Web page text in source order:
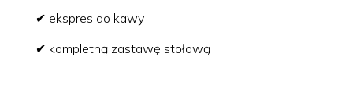
✔ ekspres do kawy
✔ kompletną zastawę stołową